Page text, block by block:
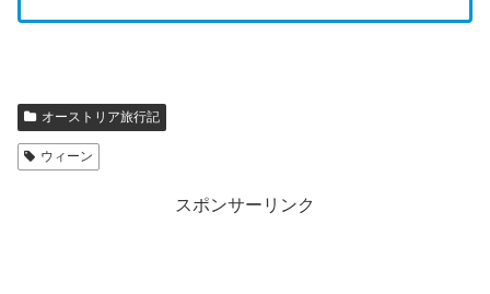
オーストリア旅行記
ウィーン
スポンサーリンク